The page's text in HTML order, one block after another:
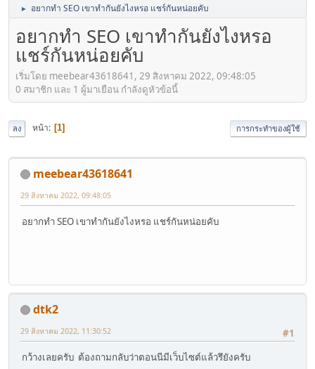
► อยากทำ SEO เขาทำกันยังไงหรอ แชร์กันหน่อยคับ
อยากทำ SEO เขาทำกันยังไงหรอ
แชร์กันหน่อยคับ
เริ่มโดย meebear43618641, 29 สิงหาคม 2022, 09:48:05
0 สมาชิก และ 1 ผู้มาเยือน กำลังดูหัวข้อนี้
ลง หน้า 1 การกระทำของผู้ใช้
meebear43618641
29 สิงหาคม 2022, 09:48:05
อยากทำ SEO เขาทำกันยังไงหรอ แชร์กันหน่อยคับ
dtk2
#1
29 สิงหาคม 2022, 11:30:52
กว้างเลยครับ ต้องถามกลับว่าตอนนีมีเว็บไซต์แล้วรึยังครับ